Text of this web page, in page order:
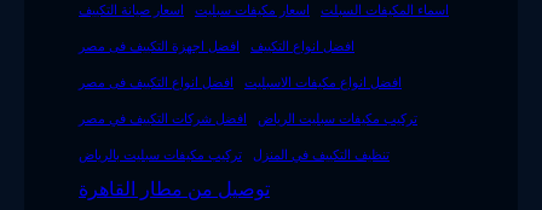
اسعار صيانة التكييف اسعار مكيفات سبليت اسماء المكيفات السبلت
افضل اجهزة التكييف فى مصر افضل انواع التكييف
افضل انواع التكييف فى مصر افضل انواع مكيفات الاسبليت
افضل شركات التكييف في مصر تركيب مكيفات سبليت الرياض
تركيب مكيفات سبليت بالرياض تنظيف التكييف في المنزل
توصيل من مطار القاهرة